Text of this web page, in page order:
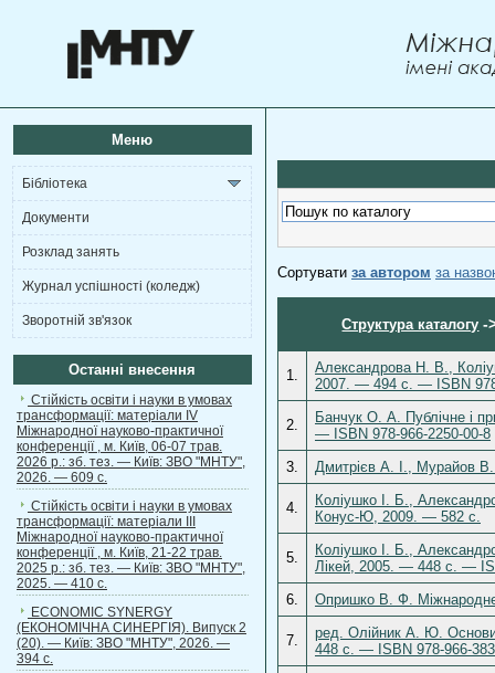
Меню
Бібліотека
Документи
Розклад занять
Журнал успішності (коледж)
Зворотній зв'язок
Останні внесення
Стійкість освіти і науки в умовах
трансформації: матеріали ІV
Міжнародної науково-практичної
конференції , м. Київ, 06-07 трав.
2026 р.: зб. тез. — Київ: ЗВО "МНТУ",
2026. — 609 с.
Стійкість освіти і науки в умовах
трансформації: матеріали ІІІ
Міжнародної науково-практичної
конференції , м. Київ, 21-22 трав.
2025 р.: зб. тез. — Київ: ЗВО "МНТУ",
2025. — 410 с.
ECONOMIC SYNERGY
(ЕКОНОМІЧНА СИНЕРГІЯ). Випуск 2
(20). — Київ: ЗВО "МНТУ", 2026. —
394 с.
Сортувати за автором за
Структура каталогу -
1.
Александрова Н. В.,
2007. — 494 с. — ISBN
2.
Банчук О. А. Публічне і
— ISBN 978-966-2250-00-8
3.
Дмитрієв А. І., Мурайов
4.
Коліушко І. Б.,
Конус-Ю, 2009. — 582 с.
5.
Коліушко І. Б.,
Лікей, 2005. — 448 с. —
6.
Опришко В. Ф.
7.
ред. Олійник А. Ю.
448 с. — ISBN 978-966-